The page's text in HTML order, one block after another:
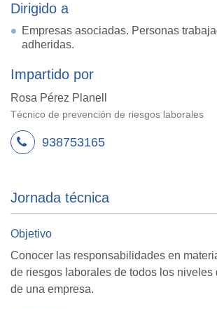
Dirigido a
Empresas asociadas. Personas
adheridas.
Impartido por
Rosa Pérez Planell
Técnico de prevención de riesgos laborales
938753165
Jornada técnica
Objetivo
Conocer las responsabilidades en
de riesgos laborales de todos los niveles
de una empresa.